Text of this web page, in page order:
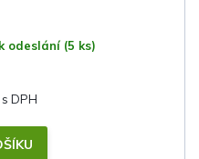
odeslání (5 ks)